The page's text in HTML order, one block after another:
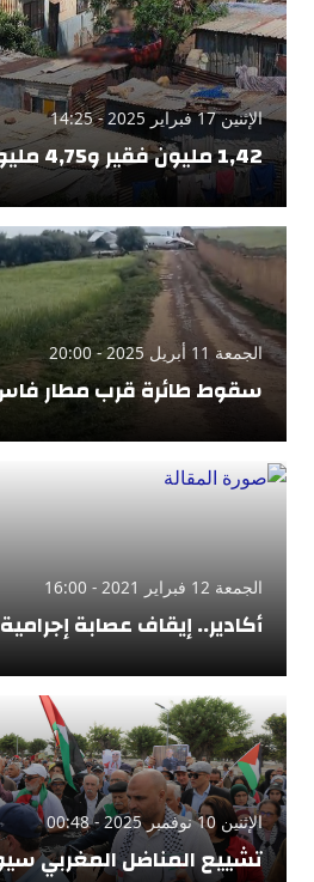
الإثنين 17 فبراير 2025 - 14:25
1,42 مليون فقير و4,75 مليون..
الجمعة 11 أبريل 2025 - 20:00
سقوط طائرة قرب مطار
الجمعة 12 فبراير 2021 - 16:00
أكادير.. إيقاف عصابة
الإثنين 10 نوفمبر 2025 - 00:48
تشييع المناضل المغربي